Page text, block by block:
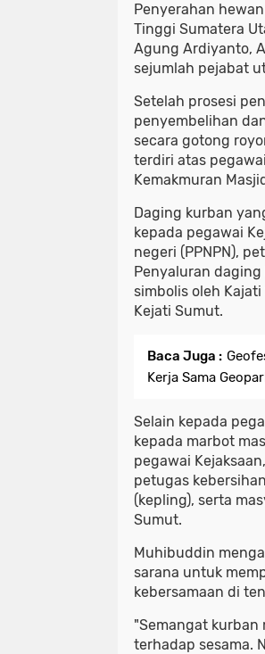
Penyerahan
Tinggi Sumatera
Agung Ardiyanto,
sejumlah pejabat
Setelah prosesi
penyembelihan
secara gotong
terdiri atas
Kemakmuran
Daging kurban
kepada pegawai
negeri (PPNPN),
Penyaluran
simbolis oleh
Kejati Sumut.
Baca Juga :
Kerja Sama
Selain kepada
kepada marbot
pegawai
petugas
(kepling), serta
Sumut.
Muhibuddin
sarana untuk
kebersamaan di
"Semangat
terhadap sesama.